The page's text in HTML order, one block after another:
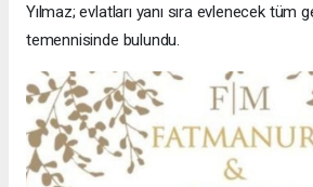
Yılmaz; evlatları yanı sıra evlenecek tüm
temennisinde bulundu.